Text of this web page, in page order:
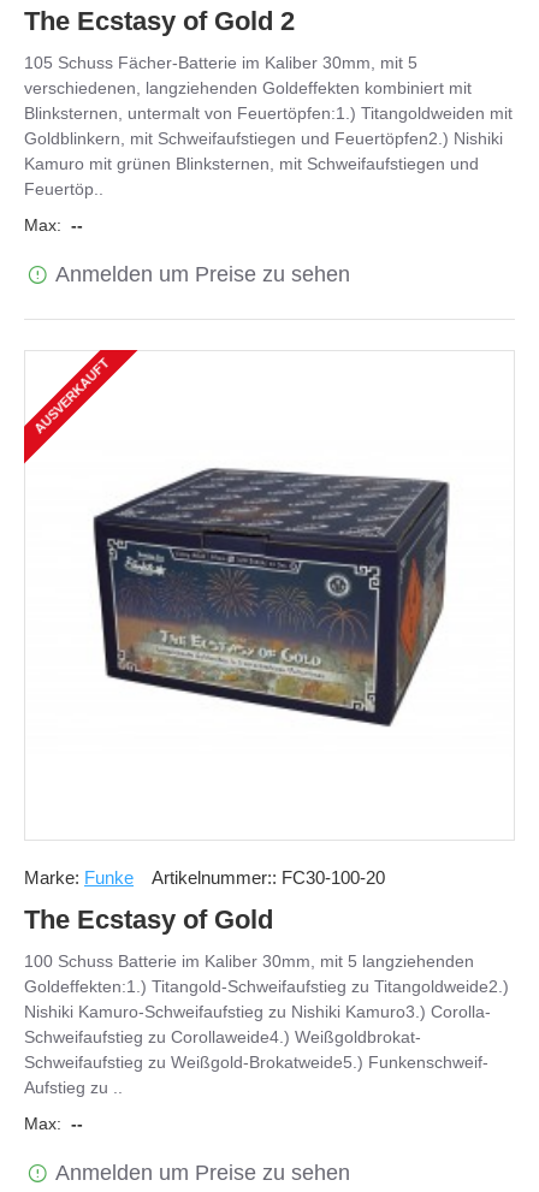
The Ecstasy of Gold 2
105 Schuss Fächer-Batterie im Kaliber 30mm, mit 5
verschiedenen, langziehenden Goldeffekten kombiniert mit
Blinksternen, untermalt von Feuertöpfen:1.) Titangoldweiden mit
Goldblinkern, mit Schweifaufstiegen und Feuertöpfen2.) Nishiki
Kamuro mit grünen Blinksternen, mit Schweifaufstiegen und
Feuertöp..
Max: --
Anmelden um Preise zu sehen
AUSVERKAUFT
Marke: Funke Artikelnummer:: FC30-100-20
The Ecstasy of Gold
100 Schuss Batterie im Kaliber 30mm, mit 5 langziehenden
Goldeffekten:1.) Titangold-Schweifaufstieg zu Titangoldweide2.)
Nishiki Kamuro-Schweifaufstieg zu Nishiki Kamuro3.) Corolla-
Schweifaufstieg zu Corollaweide4.) Weißgoldbrokat-
Schweifaufstieg zu Weißgold-Brokatweide5.) Funkenschweif-
Aufstieg zu ..
Max: --
Anmelden um Preise zu sehen